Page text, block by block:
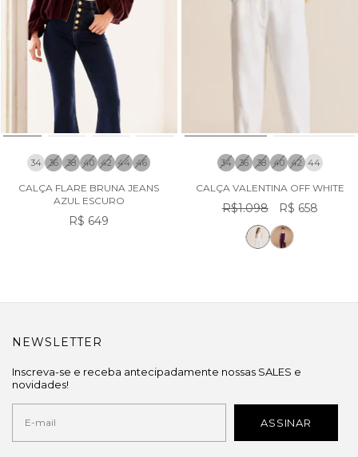
34 36 38 40 42 44 46
CALÇA FLARE BRUNA JEANS
AZUL ESCURO
R$ 649
34 36 38 40 42 44
CALÇA VALENTINA OFF WHITE
R$1.098 R$ 658
NEWSLETTER
Inscreva-se e receba antecipadamente nossas SALES e
novidades!